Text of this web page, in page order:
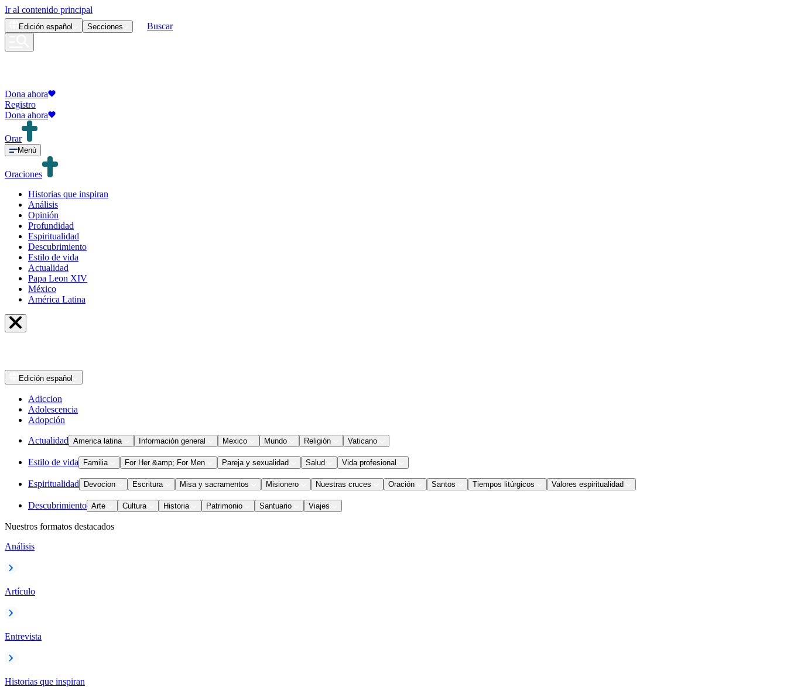
Ir al contenido principal
Edición español Secciones Buscar
Dona ahora
Registro
Dona ahora
Orar
Menú
Oraciones
Historias que inspiran
Análisis
Opinión
Profundidad
Espiritualidad
Descubrimiento
Estilo de vida
Actualidad
Papa Leon XIV
México
América Latina
Edición español
Adiccion
Adolescencia
Adopción
Actualidad America latina Información general Mexico Mundo Religión Vaticano
Estilo de vida Familia For Her &amp; For Men Pareja y sexualidad Salud Vida profesional
Espiritualidad Devocion Escritura Misa y sacramentos Misionero Nuestras cruces Oración Santos Tiempos litúrgicos Valores espiritualidad
Descubrimiento Arte Cultura Historia Patrimonio Santuario Viajes
Nuestros formatos destacados
Análisis
Artículo
Entrevista
Historias que inspiran